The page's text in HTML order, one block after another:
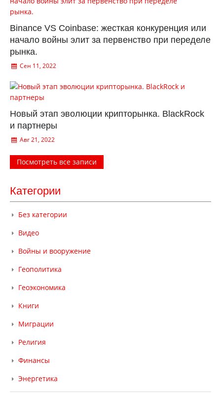
Binance VS Coinbase: жесткая конкуренция или
начало войны элит за первенство при переделе
рынка.
Сен 11, 2022
Новый этап эволюции крипторынка. BlackRock
и партнеры
Авг 21, 2022
Посмотреть все записи
Категории
Без категории
Видео
Войны и вооружение
Геополитика
Геоэкономика
Книги
Миграции
Религия
Финансы
Энергетика